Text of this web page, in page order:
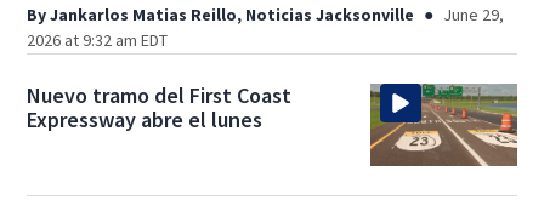
ByJankarlos Matias Reillo, Noticias Jacksonville
June 29,
2026 at 9:32 am EDT
Nuevo tramo del First Coast
Expressway abre el lunes